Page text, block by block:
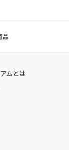
品
ムとは